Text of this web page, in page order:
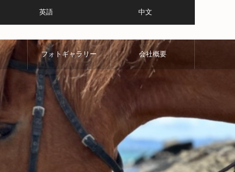
英語 中文
フォトギャラリー 会社概要